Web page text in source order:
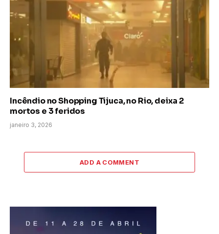
Incêndio no Shopping Tijuca, no Rio, deixa 2
mortos e 3 feridos
janeiro 3, 2026
ADD A COMMENT